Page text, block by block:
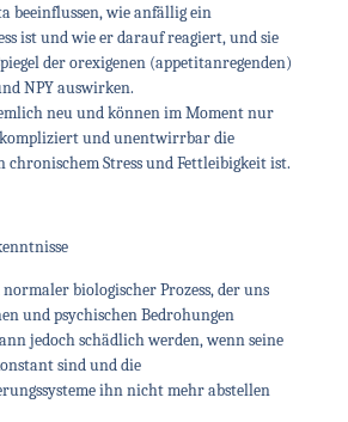
beeinflussen, wie anfällig ein
ist und wie er darauf reagiert, und sie
der orexigenen (appetitanregenden)
NPY auswirken.
neu und können im Moment nur
und unentwirrbar die
chronischem Stress und Fettleibigkeit ist.
normaler biologischer Prozess, der uns
und psychischen Bedrohungen
jedoch schädlich werden, wenn seine
sind und die
ihn nicht mehr abstellen